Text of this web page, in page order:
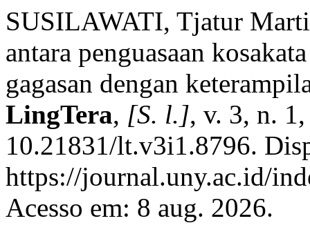
SUSILAWATI, Tjatur
antara penguasaan
gagasan dengan
LingTera, [S. l.], v. 3, n.
10.21831/lt.v3i1.8796.
https://journal.uny.ac.id/
Acesso em: 8 aug. 2026.